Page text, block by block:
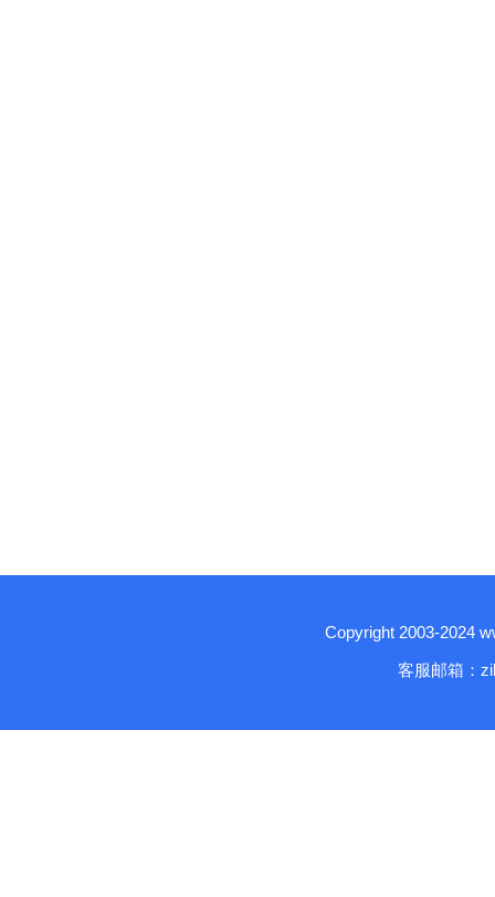
Copyright 2003-2024
客服邮箱：